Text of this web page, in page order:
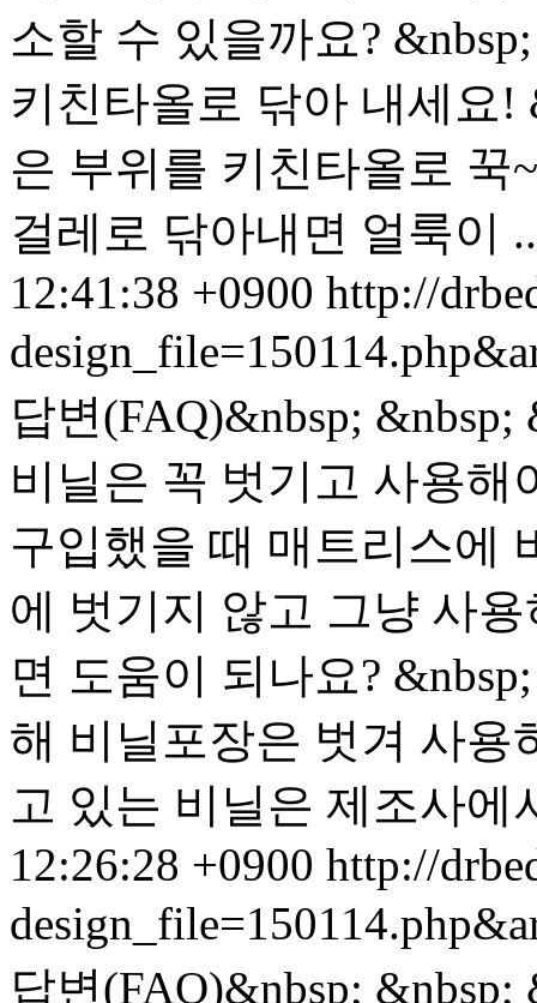
소할 수 있을까요?
키친타올로 닦아 내세요!
은 부위를 키친타올로 꾹
걸레로 닦아내면 얼룩이 ..
12:41:38 +0900 http://
답변(FAQ)&nbsp;
비닐은 꼭 벗기고 사용해
구입했을 때 매트리스에
에 벗기지 않고 그냥 사
면 도움이 되나요?
해 비닐포장은 벗겨 사용
고 있는 비닐은 제조사에
12:26:28 +0900 http://
답변(FAQ)&nbsp;